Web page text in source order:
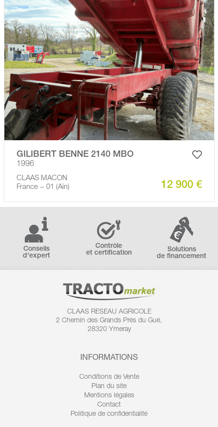
GILIBERT BENNE 2140 MBO
1996
CLAAS MACON
France − 01 (Ain)
12 900 €
Conseils
d'expert
Contrôle
et certification
Solutions
de financement
CLAAS RESEAU AGRICOLE
2 Chemin des Grands Prés du Gué,
28320 Ymeray
INFORMATIONS
Conditions de Vente
Plan du site
Mentions légales
Contact
Politique de confidentialité